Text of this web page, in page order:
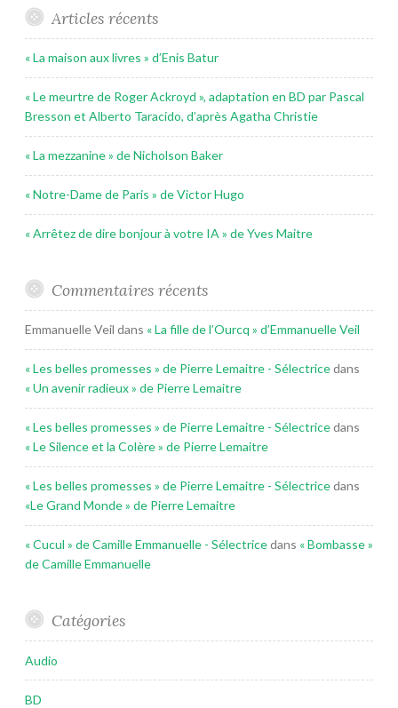
Articles récents
« La maison aux livres » d’Enis Batur
« Le meurtre de Roger Ackroyd », adaptation en BD par Pascal
Bresson et Alberto Taracido, d’après Agatha Christie
« La mezzanine » de Nicholson Baker
« Notre-Dame de Paris » de Victor Hugo
« Arrêtez de dire bonjour à votre IA » de Yves Maitre
Commentaires récents
Emmanuelle Veil dans « La fille de l’Ourcq » d’Emmanuelle Veil
« Les belles promesses » de Pierre Lemaitre - Sélectricedans
« Un avenir radieux » de Pierre Lemaitre
« Les belles promesses » de Pierre Lemaitre - Sélectricedans
« Le Silence et la Colère » de Pierre Lemaitre
« Les belles promesses » de Pierre Lemaitre - Sélectricedans
«Le Grand Monde » de Pierre Lemaitre
« Cucul » de Camille Emmanuelle - Sélectricedans « Bombasse »
de Camille Emmanuelle
Catégories
Audio
BD